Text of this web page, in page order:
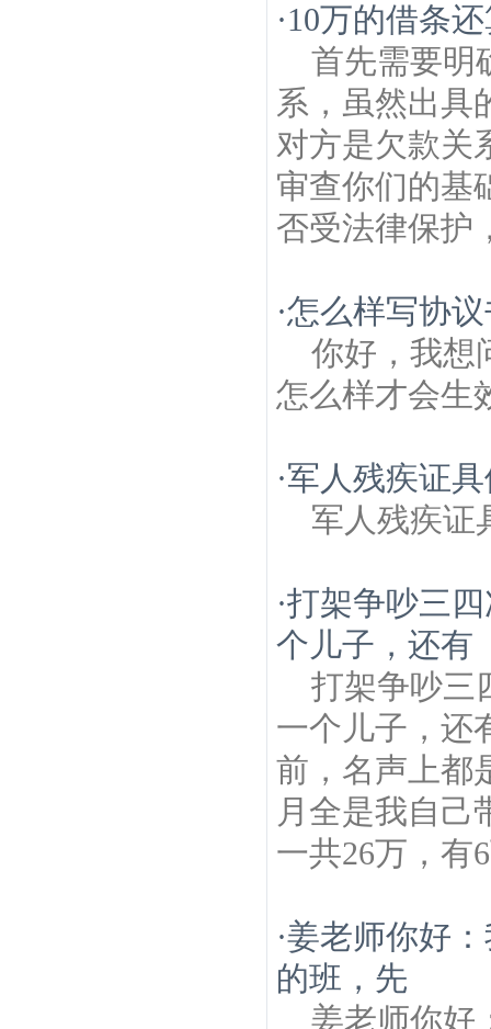
·10万的借条
首先需要明
系，虽然出具
对方是欠款关
审查你们的基
否受法律保护
·怎么样写协
你好，我想
怎么样才会生
·军人残疾证
军人残疾证
·打架争吵三
个儿子，还有
打架争吵三
一个儿子，还
前，名声上都
月全是我自己
一共26万，有
·姜老师你好
的班，先
姜老师你好